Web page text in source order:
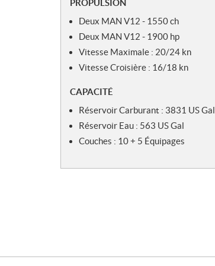
PROPULSION
Deux MAN V12 - 1550 ch
Deux MAN V12 - 1900 hp
Vitesse Maximale : 20/24 kn
Vitesse Croisière : 16/18 kn
CAPACITÉ
Réservoir Carburant : 3831 US Gal
Réservoir Eau : 563 US Gal
Couches : 10 + 5 Équipages